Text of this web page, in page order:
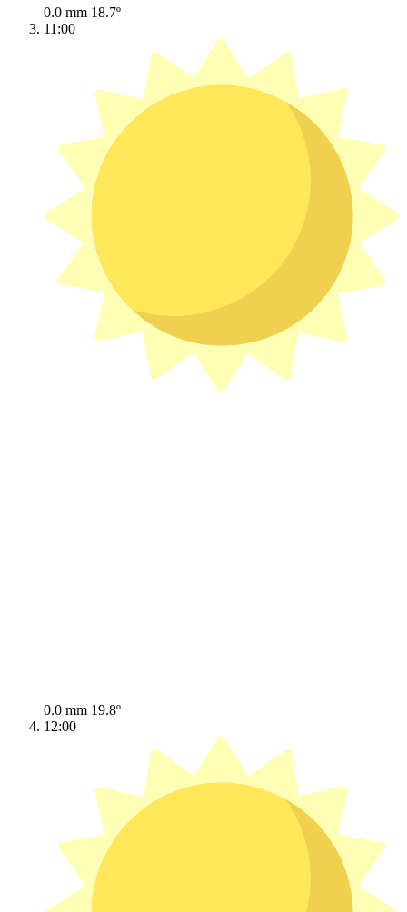
0.0 mm 18.7º
11:00
0.0 mm 19.8º
12:00